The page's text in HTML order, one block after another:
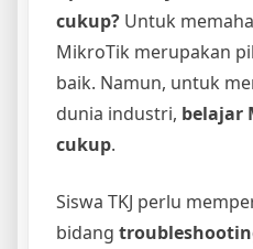
cukup? Untuk
MikroTik merupakan
baik. Namun, untuk
dunia industri, belajar
cukup.
Siswa TKJ perlu
bidang